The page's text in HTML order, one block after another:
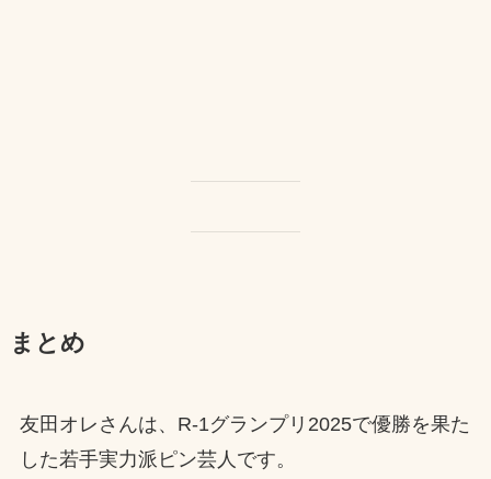
まとめ
友田オレさんは、R-1グランプリ2025で優勝を果た
した若手実力派ピン芸人です。